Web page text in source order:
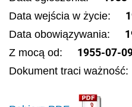
Data wejścia w życie:
Data obowiązywania:
Z mocą od: 1955-07-
Dokument traci ważność: